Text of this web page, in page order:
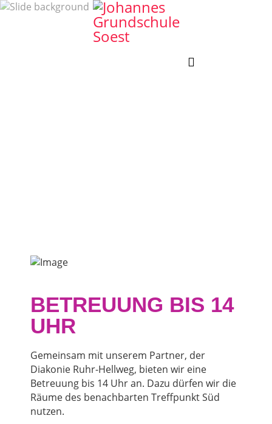
BETREUUNG BIS 14
UHR
Gemeinsam mit unserem Partner, der
Diakonie Ruhr-Hellweg, bieten wir eine
Betreuung bis 14 Uhr an. Dazu dürfen wir die
Räume des benachbarten Treffpunkt Süd
nutzen.